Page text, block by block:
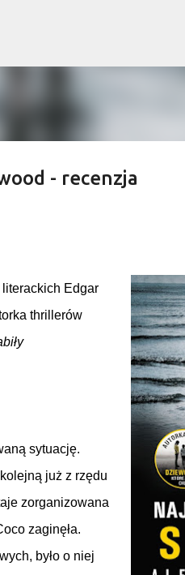
- recenzja
Edgar
thrillerów
sytuację.
już z rzędu
zorganizowana
zaginęła.
było o niej